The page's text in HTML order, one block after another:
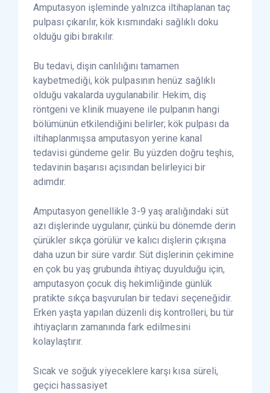
Amputasyon işleminde yalnızca iltihaplanan taç
pulpası çıkarılır, kök kısmındaki sağlıklı doku
olduğu gibi bırakılır.
Bu tedavi, dişin canlılığını tamamen
kaybetmediği, kök pulpasının henüz sağlıklı
olduğu vakalarda uygulanabilir. Hekim, diş
röntgeni ve klinik muayene ile pulpanın hangi
bölümünün etkilendiğini belirler; kök pulpası da
iltihaplanmışsa amputasyon yerine kanal
tedavisi gündeme gelir. Bu yüzden doğru teşhis,
tedavinin başarısı açısından belirleyici bir
adımdır.
Amputasyon genellikle 3-9 yaş aralığındaki süt
azı dişlerinde uygulanır, çünkü bu dönemde derin
çürükler sıkça görülür ve kalıcı dişlerin çıkışına
daha uzun bir süre vardır. Süt dişlerinin çekimine
en çok bu yaş grubunda ihtiyaç duyulduğu için,
amputasyon çocuk diş hekimliğinde günlük
pratikte sıkça başvurulan bir tedavi seçeneğidir.
Erken yaşta yapılan düzenli diş kontrolleri, bu tür
ihtiyaçların zamanında fark edilmesini
kolaylaştırır.
Sıcak ve soğuk yiyeceklere karşı kısa süreli,
geçici hassasiyet